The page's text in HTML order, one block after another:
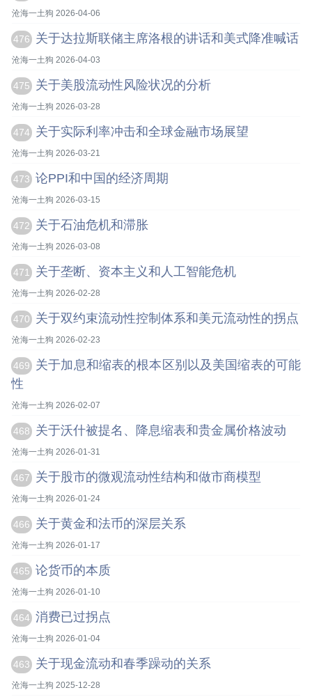
沧海一土狗 2026-04-06
476 关于达拉斯联储主席洛根的讲话和美式降准喊话
沧海一土狗 2026-04-03
475 关于美股流动性风险状况的分析
沧海一土狗 2026-03-28
474 关于实际利率冲击和全球金融市场展望
沧海一土狗 2026-03-21
473 论PPI和中国的经济周期
沧海一土狗 2026-03-15
472 关于石油危机和滞胀
沧海一土狗 2026-03-08
471 关于垄断、资本主义和人工智能危机
沧海一土狗 2026-02-28
470 关于双约束流动性控制体系和美元流动性的拐点
沧海一土狗 2026-02-23
469
关于加息和缩表的根本区别以及美国缩表的可能
性
沧海一土狗 2026-02-07
468 关于沃什被提名、降息缩表和贵金属价格波动
沧海一土狗 2026-01-31
467 关于股市的微观流动性结构和做市商模型
沧海一土狗 2026-01-24
466 关于黄金和法币的深层关系
沧海一土狗 2026-01-17
465 论货币的本质
沧海一土狗 2026-01-10
464 消费已过拐点
沧海一土狗 2026-01-04
463 关于现金流动和春季躁动的关系
沧海一土狗 2025-12-28